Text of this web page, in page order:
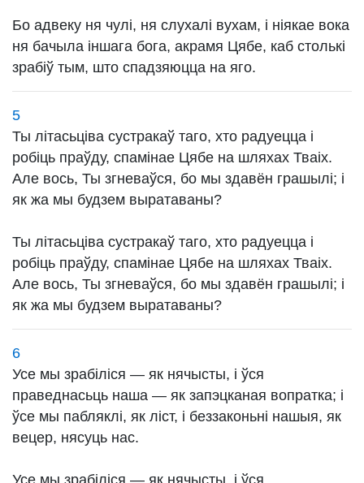
Бо адвеку ня чулі, ня слухалі вухам, і ніякае вока
ня бачыла іншага бога, акрамя Цябе, каб столькі
зрабіў тым, што спадзяюцца на яго.
5
Ты літасьціва сустракаў таго, хто радуецца і
робіць праўду, спамінае Цябе на шляхах Тваіх.
Але вось, Ты згневаўся, бо мы здавён грашылі; і
як жа мы будзем выратаваны?
Ты літасьціва сустракаў таго, хто радуецца і
робіць праўду, спамінае Цябе на шляхах Тваіх.
Але вось, Ты згневаўся, бо мы здавён грашылі; і
як жа мы будзем выратаваны?
6
Усе мы зрабіліся — як нячысты, і ўся
праведнасьць наша — як запэцканая вопратка; і
ўсе мы пабляклі, як ліст, і беззаконьні нашыя, як
вецер, нясуць нас.
Усе мы зрабіліся — як нячысты, і ўся